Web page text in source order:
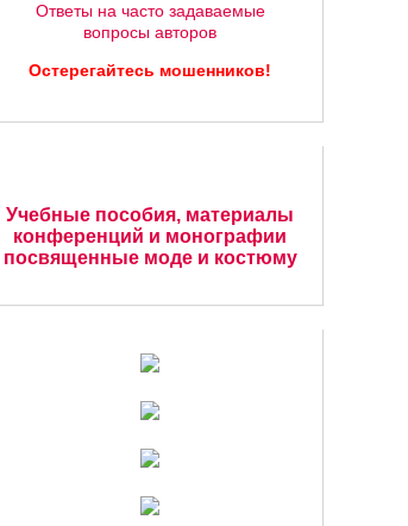
Ответы на часто задаваемые
вопросы авторов
Остерегайтесь мошенников!
Учебные пособия, материалы
конференций и монографии
посвященные моде и костюму